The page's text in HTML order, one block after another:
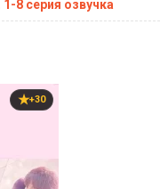
8 серия озвучка
+30